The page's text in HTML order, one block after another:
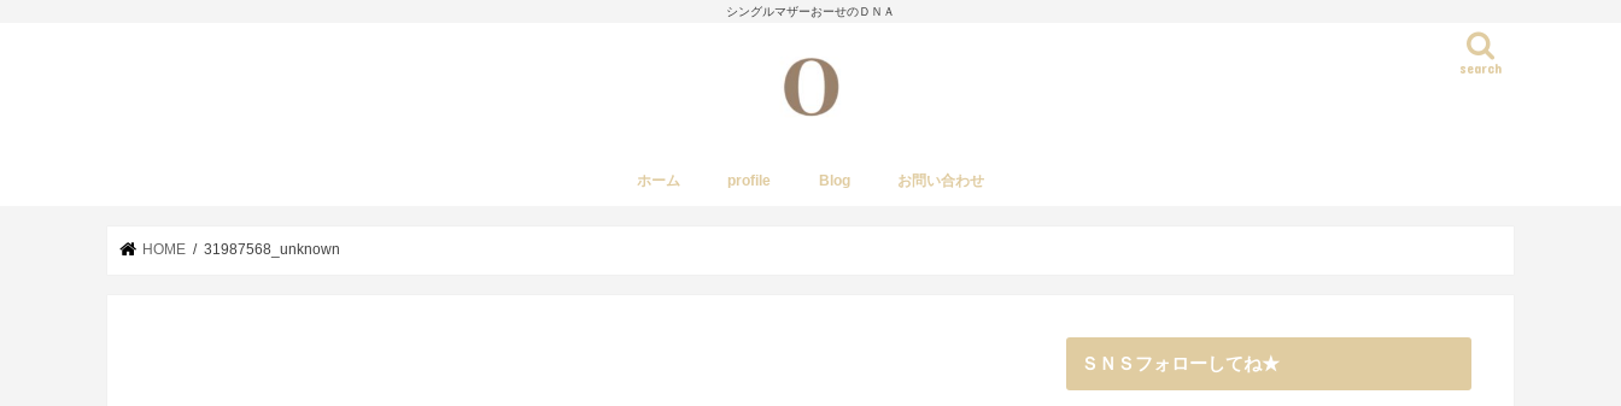
シングルマザーおーせのＤＮＡ
search
ホーム profile Blog お問い合わせ
HOME 31987568_unknown
ＳＮＳフォローしてね★